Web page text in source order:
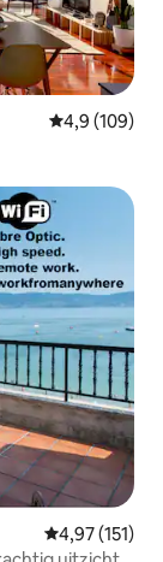
Gemiddelde
4,9 (109)
Gemiddelde
4,97 (151)